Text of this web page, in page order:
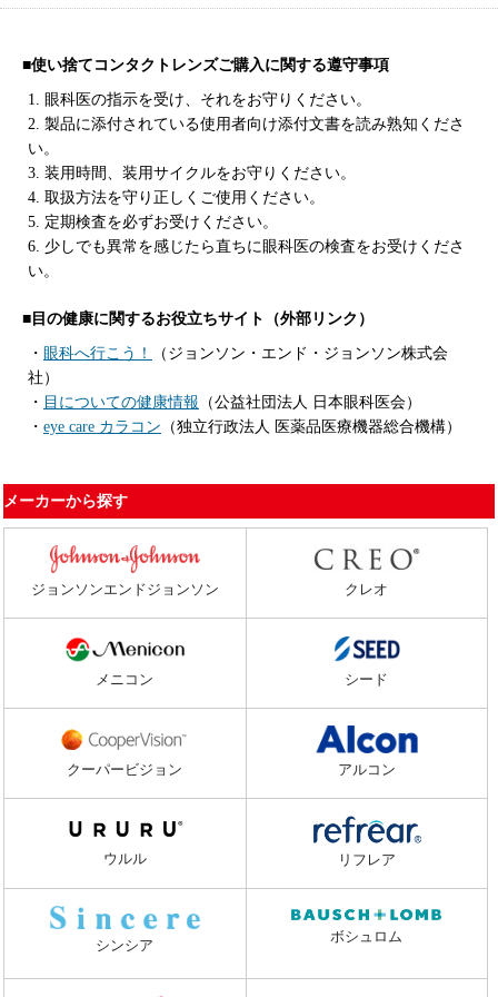
■使い捨てコンタクトレンズご購入に関する遵守事項
1. 眼科医の指示を受け、それをお守りください。
2. 製品に添付されている使用者向け添付文書を読み熟知くださ
い。
3. 装用時間、装用サイクルをお守りください。
4. 取扱方法を守り正しくご使用ください。
5. 定期検査を必ずお受けください。
6. 少しでも異常を感じたら直ちに眼科医の検査をお受けくださ
い。
■目の健康に関するお役立ちサイト（外部リンク）
・ 眼科へ行こう！
（ジョンソン・エンド・ジョンソン株式会
社）
・ 目についての健康情報 （公益社団法人 日本眼科医会）
・ eye care カラコン （独立行政法人 医薬品医療機器総合機構）
メーカーから探す
ジョンソンエンドジョンソン クレオ
メニコン シード
クーパービジョン アルコン
ウルル リフレア
シンシア
ボシュロム